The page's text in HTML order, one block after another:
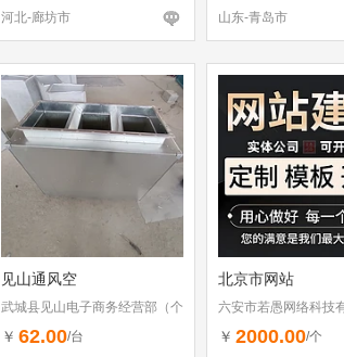
河北-廊坊市
山东-青岛市
见山通风空
武城县见山电子商务经营部（个
体工商户）
￥ 62.00/台
北京市网站
六安市若愚网络科技
￥ 2000.00/个